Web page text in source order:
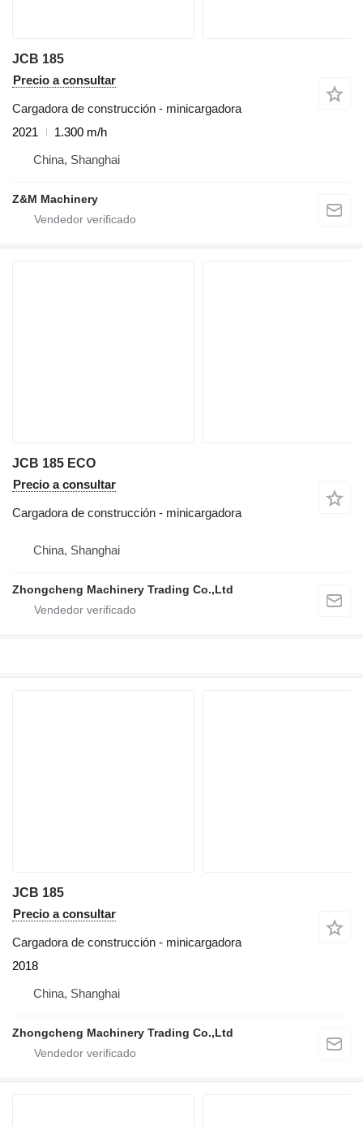
JCB 185
Precio a consultar
Cargadora de construcción - minicargadora
2021
1.300 m/h
China, Shanghai
Z&M Machinery
JCB 185 ECO
Precio a consultar
Cargadora de construcción - minicargadora
China, Shanghai
Zhongcheng Machinery Trading Co.,Ltd
JCB 185
Precio a consultar
Cargadora de construcción - minicargadora
2018
China, Shanghai
Zhongcheng Machinery Trading Co.,Ltd